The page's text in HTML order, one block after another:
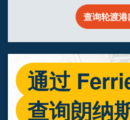
查询轮渡港
通过
查询朗纳